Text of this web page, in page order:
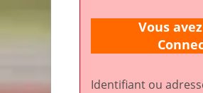
Vous
Identifiant ou